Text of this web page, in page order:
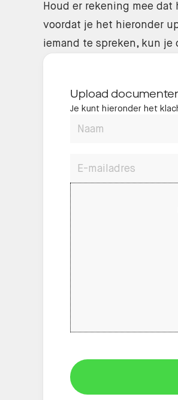
Houd er rekening mee
voordat je het hieronder
iemand te spreken, kun
Upload
Je kunt hieronder het
Naam
E-mailadres